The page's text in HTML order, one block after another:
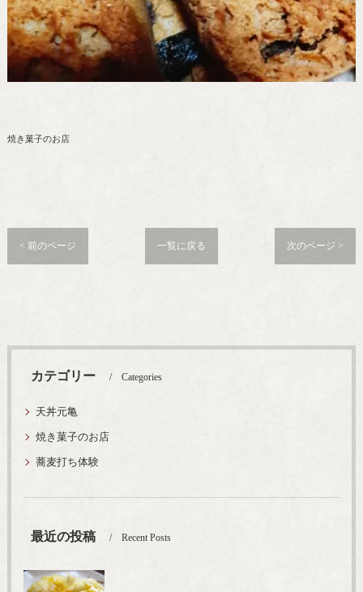
焼き菓子のお店
< 前のページ 一覧に戻る 次のページ >
カテゴリー Categories
天丼元亀
焼き菓子のお店
蕎麦打ち体験
最近の投稿 Recent Posts